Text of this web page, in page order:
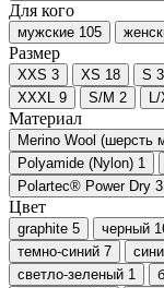
Для кого
мужские 105
Размер
XXS 3 XS 18 S
XXXL 9 S/M 2
Материал
Merino Wool (шерсть
Polyamide (Nylon) 1
Polartec® Power Dry 3
Цвет
graphite 5 черный
темно-синий 7
светло-зеленый 1